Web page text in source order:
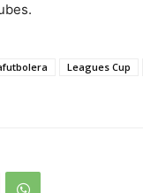
Leagues Cup